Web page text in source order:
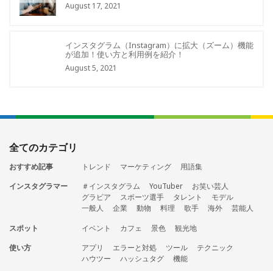
August 17, 2021
インスタグラム（Instagram）に拡大（ズーム）機能
が追加！使い方と利用例を紹介！
August 5, 2021
全てのカテゴリ
おすすめ記事 トレンド マーケティング
用語集
インスタグラマー
＃インスタグラム YouTuber
お笑い芸人
グラビア
スポーツ選手 タレント
モデル
一般人
企業 動物 料理 歌手 海外
芸能人
スポット
イベント カフェ 景色
観光地
使い方
アプリ エラーと対処 ツール
テクニック
ハウツー
ハッシュタグ 機能